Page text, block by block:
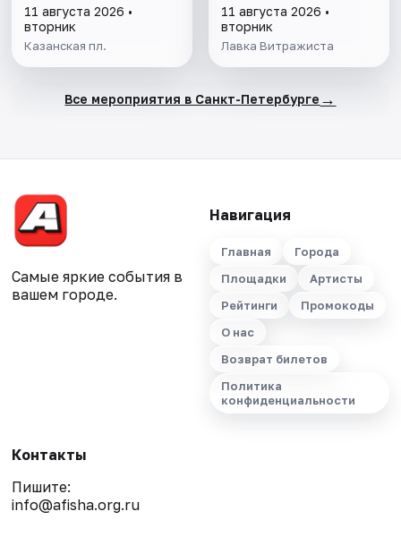
11 августа 2026 •
вторник
Казанская пл.
11 августа 2026 •
вторник
Лавка Витражиста
Все мероприятия в Санкт-Петербурге →
Самые яркие события в
вашем городе.
Навигация
Главная
Города
Площадки
Артисты
Рейтинги
Промокоды
О нас
Возврат билетов
Политика
конфиденциальности
Контакты
Пишите:
info@afisha.org.ru